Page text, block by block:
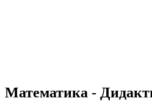
Математика -